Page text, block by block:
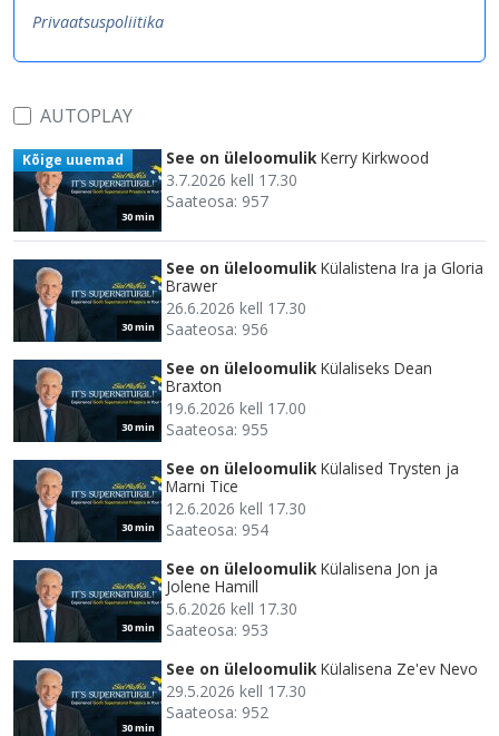
Privaatsuspoliitika
AUTOPLAY
30 min
Kõige uuemad See on üleloomulik Kerry Kirkwood
3.7.2026 kell 17.30
Saateosa: 957
30 min
See on üleloomulik Külalistena Ira ja Gloria
Brawer
26.6.2026 kell 17.30
Saateosa: 956
30 min
See on üleloomulik Külaliseks Dean
Braxton
19.6.2026 kell 17.00
Saateosa: 955
30 min
See on üleloomulik Külalised Trysten ja
Marni Tice
12.6.2026 kell 17.30
Saateosa: 954
30 min
See on üleloomulik Külalisena Jon ja
Jolene Hamill
5.6.2026 kell 17.30
Saateosa: 953
30 min
See on üleloomulik Külalisena Ze'ev Nevo
29.5.2026 kell 17.30
Saateosa: 952